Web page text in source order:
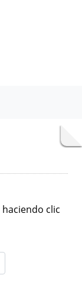
clic